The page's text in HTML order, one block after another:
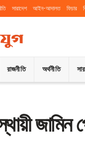
সারাদেশ আইন-আদালত ফিচার
রাজনীতি অর্থনীতি
জামিন